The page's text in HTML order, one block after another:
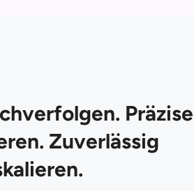
Präzise
Zuverlässig